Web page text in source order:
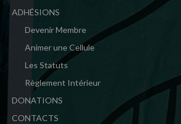
ADHÉSIONS
Devenir Membre
Animer une Cellule
Les Statuts
Règlement Intérieur
DONATIONS
CONTACTS